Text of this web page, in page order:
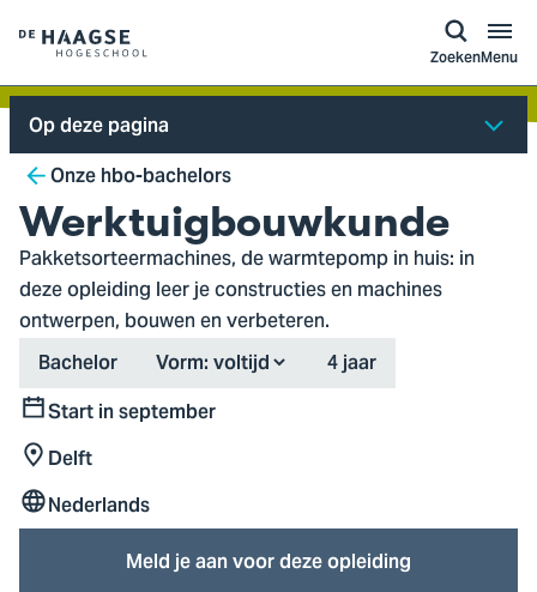
Logo
van
De
Haagse
Hogeschool,
ga
naar
de
homepagina
ZoekenMenu
Op deze pagina
Breadcrumb
Onze hbo-bachelors
Werktuigbouwkunde
Pakketsorteermachines, de warmtepomp in huis: in
deze opleiding leer je constructies en machines
ontwerpen, bouwen en verbeteren.
Type
Bachelor Vorm: Duration
4 jaar
StartStart in september
Locatie
Delft
TaalNederlands
Meld je aan voor deze opleiding